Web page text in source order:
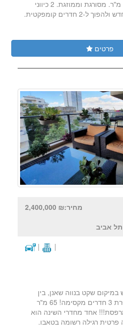
רשומה בארנונה 26 מ"ר. מסורגת וממוזגת. 2 כיווני
אויר, ניתן לתכנן מחדש ולהפוך ל-2 חדרים קומפקטית.
פרטים
מחיר:₪ 2,400,000
תל אביב
|
|
במיקום שקט בנווה שאנן, בין
רוטשילד לאיילון, דירת 3 חדרים מקסימה! 65 מ"ר
15 מ"ר מרפסת!!! אחד מחדרי השינה הוא
רגילה רשומה בטאבו.